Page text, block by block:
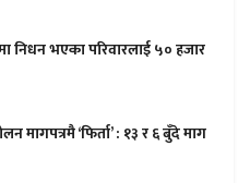
निधन भएका परिवारलाई ५० हजार
मागपत्रमै ‘फिर्ता’ : १३ र ६ बुँदे माग